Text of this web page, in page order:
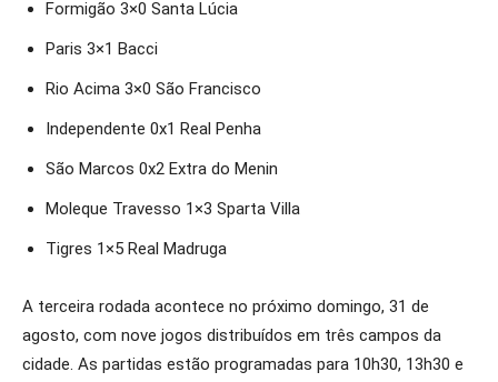
Formigão 3×0 Santa Lúcia
Paris 3×1 Bacci
Rio Acima 3×0 São Francisco
Independente 0x1 Real Penha
São Marcos 0x2 Extra do Menin
Moleque Travesso 1×3 Sparta Villa
Tigres 1×5 Real Madruga
A terceira rodada acontece no próximo domingo, 31 de
agosto, com nove jogos distribuídos em três campos da
cidade. As partidas estão programadas para 10h30, 13h30 e